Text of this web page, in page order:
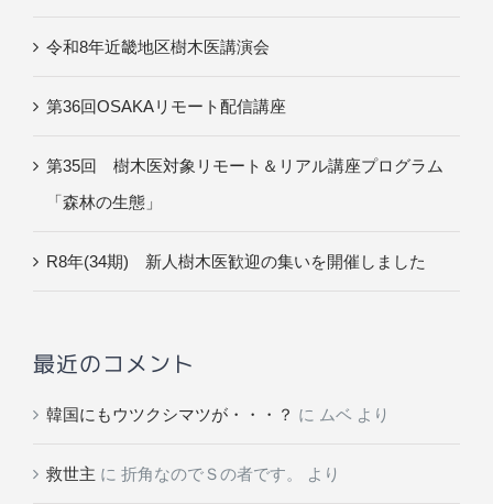
令和8年近畿地区樹木医講演会
第36回OSAKAリモート配信講座
第35回 樹木医対象リモート＆リアル講座プログラム
「森林の生態」
R8年(34期) 新人樹木医歓迎の集いを開催しました
最近のコメント
韓国にもウツクシマツが・・・？ に ムベ より
救世主 に 折角なのでＳの者です。 より